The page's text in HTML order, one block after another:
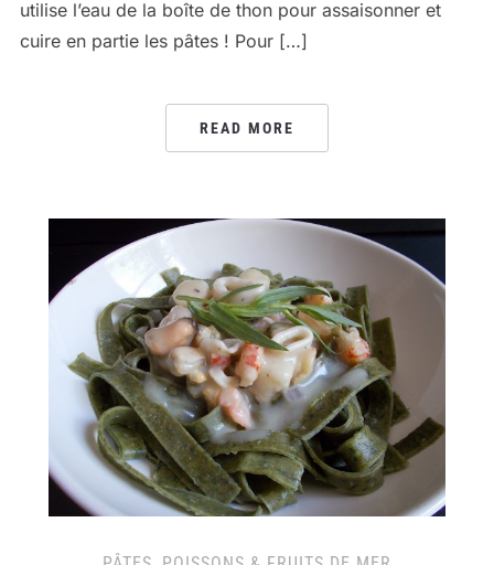
utilise l’eau de la boîte de thon pour assaisonner et
cuire en partie les pâtes ! Pour […]
READ MORE